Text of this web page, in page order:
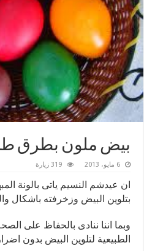
بيض ملون بطرق
6 مايو، 2013 319 زيارة
ان عيدشم النسيم ياتى بالونة
بتلوين البيض وزخرفته باشكال
وبما اننا ننادى بالحفاظ على
الطبيعية لتلوين البيض بدون